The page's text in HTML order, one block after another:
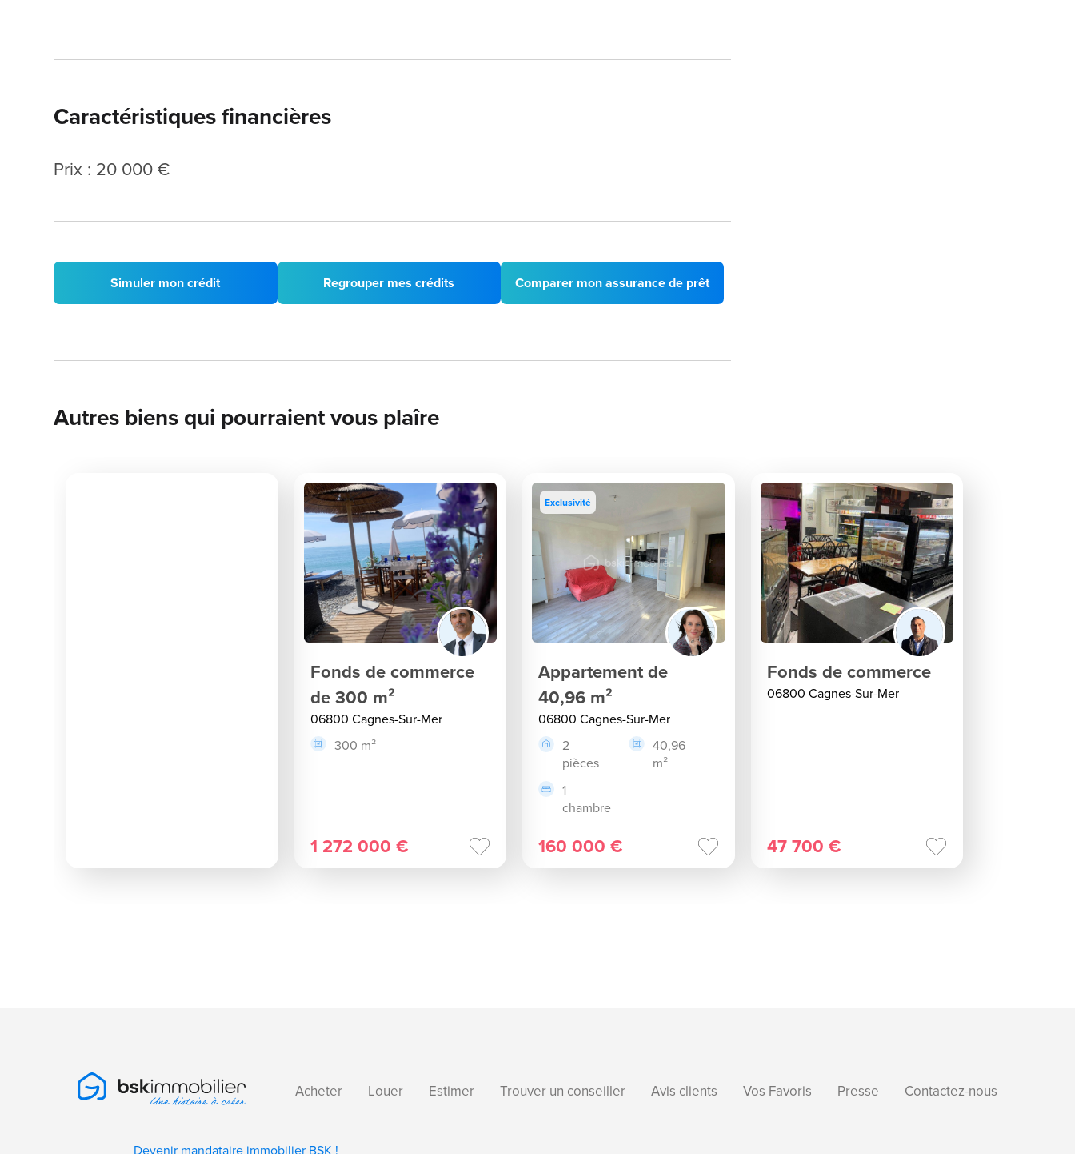
Caractéristiques financières
Prix : 20 000 €
Simuler mon crédit Regrouper mes crédits Comparer mon assurance de prêt
Autres biens qui pourraient vous plaîre
Fonds de commerce
de 300 m²
06800 Cagnes-Sur-Mer
300 m²
1 272 000 €
Exclusivité
Appartement de
40,96 m²
06800 Cagnes-Sur-Mer
2
pièces
40,96
m²
1
chambre
160 000 €
Fonds de commerce
06800 Cagnes-Sur-Mer
47 700 €
Acheter Louer Estimer Trouver un conseiller Avis clients Vos Favoris Presse Contactez-nous
Devenir mandataire immobilier BSK !